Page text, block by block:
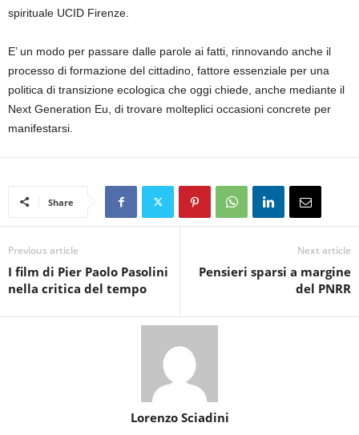
spirituale UCID Firenze.
E’ un modo per passare dalle parole ai fatti, rinnovando anche il
processo di formazione del cittadino, fattore essenziale per una
politica di transizione ecologica che oggi chiede, anche mediante il
Next Generation Eu, di trovare molteplici occasioni concrete per
manifestarsi.
Share
Previous article
I film di Pier Paolo Pasolini
nella critica del tempo
Next article
Pensieri sparsi a margine
del PNRR
Lorenzo Sciadini